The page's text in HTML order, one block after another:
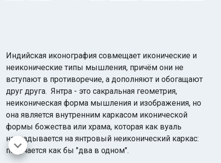
Индийская иконография совмещает иконические и
неиконические типы мышления, причём они не
вступают в противоречие, а дополняют и обогащают
друг друга. Янтра - это сакральная геометрия,
неиконическая форма мышления и изображения, но
она является внутренним каркасом иконической
формы божества или храма, которая как вуаль
накладывается на янтровый неиконический каркас:
получается как бы "два в одном".